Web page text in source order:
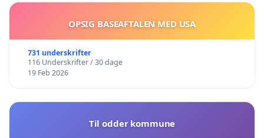
OPSIG BASEAFTALEN MED USA
731 underskrifter
116 Underskrifter / 30 dage
19 Feb 2026
Til odder kommune